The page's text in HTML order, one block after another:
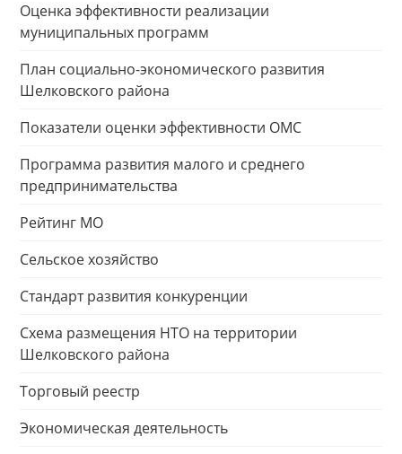
Оценка эффективности реализации
муниципальных программ
План социально-экономического развития
Шелковского района
Показатели оценки эффективности ОМС
Программа развития малого и среднего
предпринимательства
Рейтинг МО
Сельское хозяйство
Стандарт развития конкуренции
Схема размещения НТО на территории
Шелковского района
Торговый реестр
Экономическая деятельность